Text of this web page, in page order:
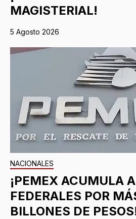
MAGISTERIAL!
5 Agosto 2026
NACIONALES
¡PEMEX ACUMULA
FEDERALES POR
BILLONES DE